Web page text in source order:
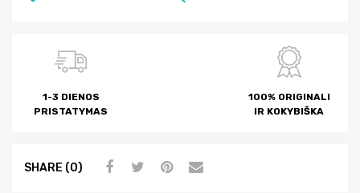
1-3 DIENOS
PRISTATYMAS
100% ORIGINALI
IR KOKYBIŠKA
SHARE (0)